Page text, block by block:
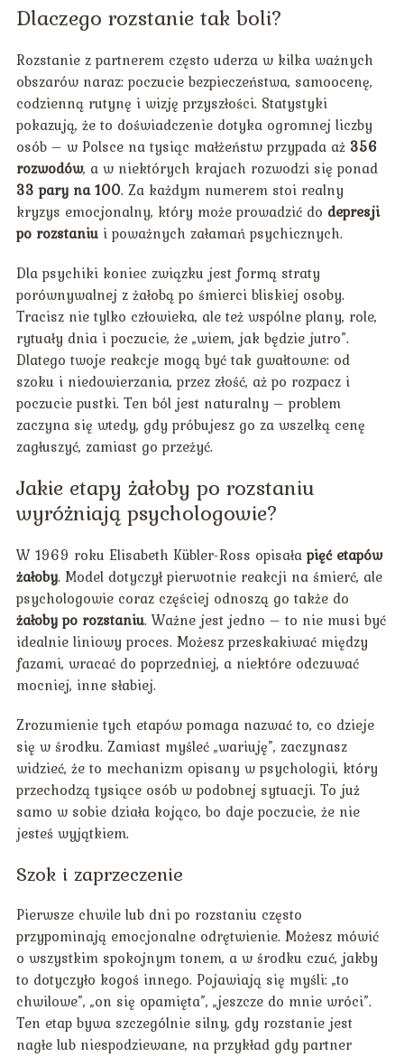
Dlaczego rozstanie tak boli?
Rozstanie z partnerem często uderza w kilka ważnych
obszarów naraz: poczucie bezpieczeństwa, samoocenę,
codzienną rutynę i wizję przyszłości. Statystyki
pokazują, że to doświadczenie dotyka ogromnej liczby
osób – w Polsce na tysiąc małżeństw przypada aż 356
rozwodów, a w niektórych krajach rozwodzi się ponad
33 pary na 100. Za każdym numerem stoi realny
kryzys emocjonalny, który może prowadzić do depresji
po rozstaniui poważnych załamań psychicznych.
Dla psychiki koniec związku jest formą straty
porównywalnej z żałobą po śmierci bliskiej osoby.
Tracisz nie tylko człowieka, ale też wspólne plany, role,
rytuały dnia i poczucie, że „wiem, jak będzie jutro”.
Dlatego twoje reakcje mogą być tak gwałtowne: od
szoku i niedowierzania, przez złość, aż po rozpacz i
poczucie pustki. Ten ból jest naturalny – problem
zaczyna się wtedy, gdy próbujesz go za wszelką cenę
zagłuszyć, zamiast go przeżyć.
Jakie etapy żałoby po rozstaniu
wyróżniają psychologowie?
W 1969 roku Elisabeth Kübler-Ross opisała pięć etapów
żałoby. Model dotyczył pierwotnie reakcji na śmierć, ale
psychologowie coraz częściej odnoszą go także do
żałoby po rozstaniu. Ważne jest jedno – to nie musi być
idealnie liniowy proces. Możesz przeskakiwać między
fazami, wracać do poprzedniej, a niektóre odczuwać
mocniej, inne słabiej.
Zrozumienie tych etapów pomaga nazwać to, co dzieje
się w środku. Zamiast myśleć „wariuję”, zaczynasz
widzieć, że to mechanizm opisany w psychologii, który
przechodzą tysiące osób w podobnej sytuacji. To już
samo w sobie działa kojąco, bo daje poczucie, że nie
jesteś wyjątkiem.
Szok i zaprzeczenie
Pierwsze chwile lub dni po rozstaniu często
przypominają emocjonalne odrętwienie. Możesz mówić
o wszystkim spokojnym tonem, a w środku czuć, jakby
to dotyczyło kogoś innego. Pojawiają się myśli: „to
chwilowe”, „on się opamięta”, „jeszcze do mnie wróci”.
Ten etap bywa szczególnie silny, gdy rozstanie jest
nagłe lub niespodziewane, na przykład gdy partner